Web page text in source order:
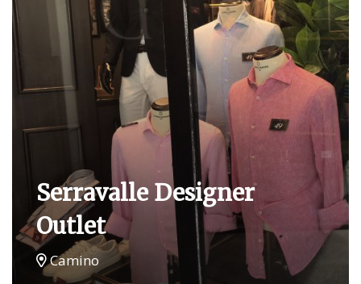
Serravalle Designer
Outlet
Camino